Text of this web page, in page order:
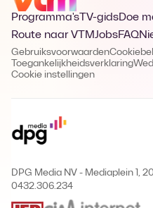
Programma'sTV-gidsDoe
Route naar VTMJobsFAQ
Gebruiksvoorwaarden
Toegankelijkheidsverklaring
Cookie instellingen
DPG Media NV - Mediaplein 1,
0432.306.234